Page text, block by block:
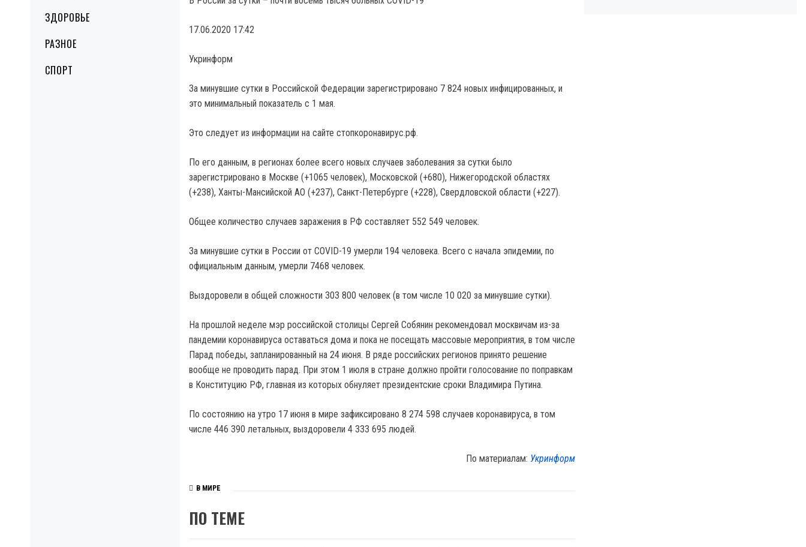
ЗДОРОВЬЕ
РАЗНОЕ
СПОРТ
17.06.2020 17:42
Укринформ
За минувшие сутки в Российской Федерации зарегистрировано 7 824 новых инфицированных, и
это минимальный показатель с 1 мая.
Это следует из информации на сайте стопкоронавирус.рф.
По его данным, в регионах более всего новых случаев заболевания за сутки было
зарегистрировано в Москве (+1065 человек), Московской (+680), Нижегородской областях
(+238), Ханты-Мансийской АО (+237), Санкт-Петербурге (+228), Свердловской области (+227).
Общее количество случаев заражения в РФ составляет 552 549 человек.
За минувшие сутки в России от COVID-19 умерли 194 человека. Всего с начала эпидемии, по
официальным данным, умерли 7468 человек.
Выздоровели в общей сложности 303 800 человек (в том числе 10 020 за минувшие сутки).
На прошлой неделе мэр российской столицы Сергей Собянин рекомендовал москвичам из-за
пандемии коронавируса оставаться дома и пока не посещать массовые мероприятия, в том числе
Парад победы, запланированный на 24 июня. В ряде российских регионов принято решение
вообще не проводить парад. При этом 1 июля в стране должно пройти голосование по поправкам
в Конституцию РФ, главная из которых обнуляет президентские сроки Владимира Путина.
По состоянию на утро 17 июня в мире зафиксировано 8 274 598 случаев коронавируса, в том
числе 446 390 летальных, выздоровели 4 333 695 людей.
По материалам: Укринформ
В МИРЕ
ПО ТЕМЕ